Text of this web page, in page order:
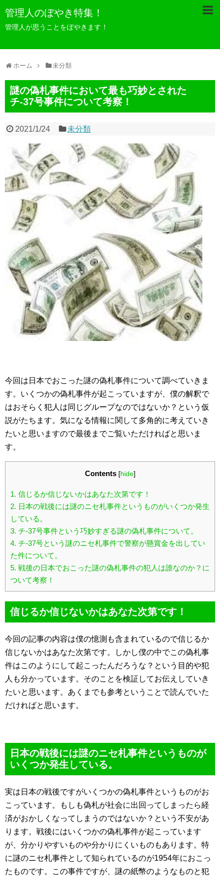
管理人のぼやき特集！
管理人が思うことをぼやきます！
ホーム 未分類
謎の偽札事件において最も巧妙とされた
チ-37号事件について考察！
2021/1/24 未分類
今回は日本でおこった謎の偽札事件について調べていきま
す。いくつかの偽札事件が起こっていますが、僕の解釈で
はおそらく犯人は同じグループなのではないか？という仮
説がたちます。気になる情報に関して多角的に考えていき
たいと思いますので最後までご覧いただければと思いま
す。
Contents [hide]
1. 信じるか信じないかはあなた次第です！
2. 日本の戦後には謎のニセ札事件というものがいくつか発生
している。
3. チ-37号事件という巧妙すぎる謎の偽札事件について。
4. チ-37号という謎のニセ札事件で警察が懸賞金を出してい
た件について。
5. 戦後の日本でおこった謎の偽札事件の犯人は誰なのか？に
ついて考察！
信じるか信じないかはあなた次第です！
今回の記事の内容は僕の憶測も含まれているので信じるか
信じないかはあなた次第です。しかし僕の中でこの偽札事
件はこのようにして起こったんだろうな？という目的や犯
人も分かっています。そのことを検証してお伝えしていき
たいと思います。あくまでも参考ということで読んでいた
だければと思います。
日本の戦後には謎のニセ札事件というものが
いくつか発生している。
実は日本の戦後ですがいくつかの偽札事件というものがお
こっています。もしも偽札が社会に出回ってしまったら経
済がおかしくなってしまうのではないか？という不安があ
ります。戦後にはいくつかの偽札事件が起こっています
が、分かりやすいものや分かりにくいものもあります。特
に謎のニセ札事件として知られているのが1954年におこっ
たものです。この事件ですが、謎の紙幣のようなものと犯